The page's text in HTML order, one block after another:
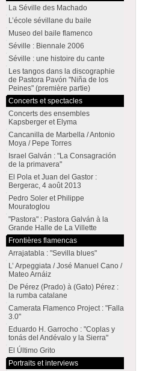
La Séville des Machado
L’école sévillane du baile
Museo del baile flamenco
Séville : Biennale 2006
Séville : une histoire du cante
Les tangos dans la discographie
de Pastora Pavón "Niña de los
Peines" (première partie)
Concerts et spectacles
Concerts des ensembles
Kapsberger et Elyma
Cancanilla de Marbella / Antonio
Moya / Pepe Torres
Israel Galván : "La Consagración
de la primavera"
El Pola et Juan del Gastor :
Bergerac, 4 août 2013
Pedro Soler et Philippe
Mouratoglou
"Pastora" : Pastora Galván à la
Grande Halle de La Villette
Frontières flamencas
Arrajatabla : "Sevilla blues"
L’ Arpeggiata / José Manuel Cano /
Mateo Arnáiz
De Pérez (Prado) à (Gato) Pérez :
la rumba catalane
Camerata Flamenco Project : "Falla
3.0"
Eduardo H. Garrocho : "Coplas y
tonás del Andévalo y la Sierra"
El Último Grito
Portraits et interviews